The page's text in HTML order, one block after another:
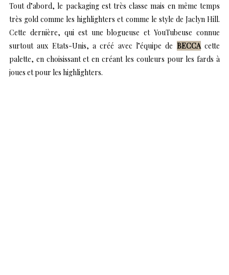
Tout d’abord, le packaging est très classe mais en même temps
très gold comme les highlighters et comme le style de Jaclyn Hill.
Cette dernière, qui est une blogueuse et YouTubeuse connue
surtout aux Etats-Unis, a créé avec l’équipe de BECCAcette
palette, en choisissant et en créant les couleurs pour les fards à
joues et pour les highlighters.